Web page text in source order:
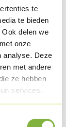
te
te bieden
delen we
onze
analyse. Deze
met andere
ze hebben
services.
à la vapeur